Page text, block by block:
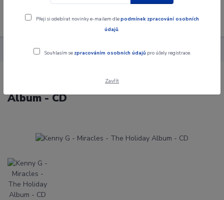
Menu
Alba CD Kenny G - Miracles - The Holiday Album - CD
Kenny G - Miracles - The Holiday
Album - CD
Přeji si odebírat novinky e-mailem dlepodmínek zpracování osobních
údajů.
Souhlasím se zpracováním osobních údajů pro účely registrace.
Zavřít